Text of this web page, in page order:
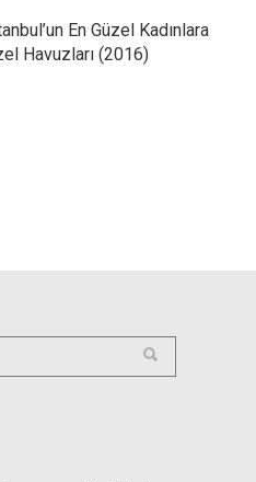
En Güzel Kadınlara
Havuzları (2016)